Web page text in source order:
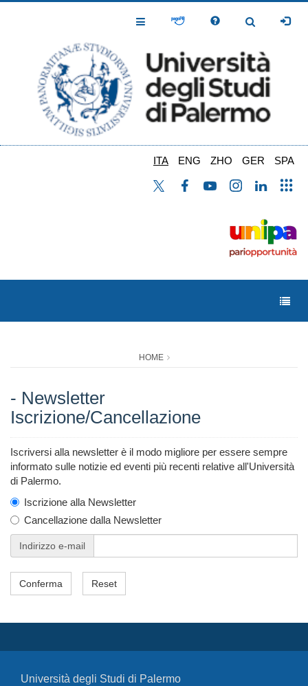
Toggle
Toggle
ITA ENG ZHO GER SPA
HOME
- Newsletter
Iscrizione/Cancellazione
Iscriversi alla newsletter è il modo migliore per essere sempre
informato sulle notizie ed eventi più recenti relative all'Università
di Palermo.
Iscrizione alla Newsletter
Cancellazione dalla Newsletter
Indirizzo e-mail
Università degli Studi di Palermo